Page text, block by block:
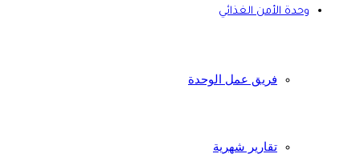
وحدة الأمن الغذائي
فريق عمل الوحدة
تقارير شهرية